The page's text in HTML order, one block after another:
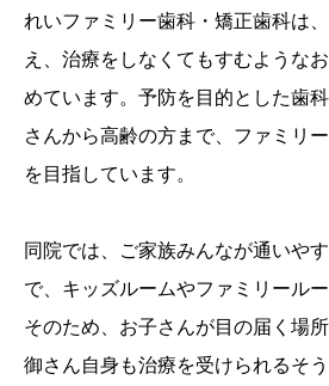
れいファミリー歯科・矯正歯科は
え、治療をしなくてもすむような
めています。予防を目的とした歯
さんから高齢の方まで、ファミリ
を目指しています。
同院では、ご家族みんなが通いや
で、キッズルームやファミリール
そのため、お子さんが目の届く場
御さん自身も治療を受けられるそ